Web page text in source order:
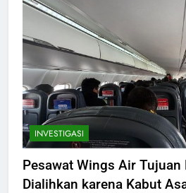
INVESTIGASI
Pesawat Wings Air Tujuan
Dialihkan karena Kabut